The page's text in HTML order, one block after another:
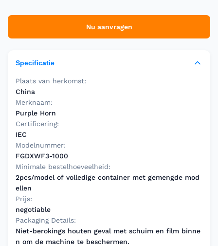
Nu aanvragen
Specificatie
Plaats van herkomst:
China
Merknaam:
Purple Horn
Certificering:
IEC
Modelnummer:
FGDXWF3-1000
Minimale bestelhoeveelheid:
2pcs/model of volledige container met gemengde mod
ellen
Prijs:
negotiable
Packaging Details:
Niet-berokings houten geval met schuim en film binne
n om de machine te beschermen.